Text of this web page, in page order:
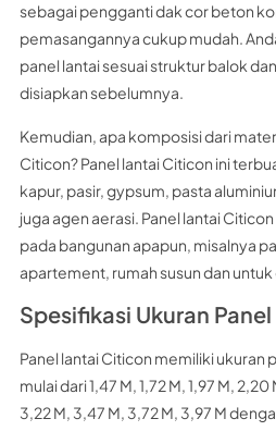
sebagai pengganti dak cor beton
pemasangannya cukup mudah.
panel lantai sesuai struktur balok
disiapkan sebelumnya.
Kemudian, apa komposisi dari
Citicon? Panel lantai Citicon ini
kapur, pasir, gypsum, pasta
juga agen aerasi. Panel lantai
pada bangunan apapun, misalnya
apartement, rumah susun dan
Spesifikasi Ukuran
Panel lantai Citicon memiliki ukuran
mulai dari 1,47 M, 1,72 M, 1,97 M,
3,22 M, 3,47 M, 3,72 M, 3,97 M